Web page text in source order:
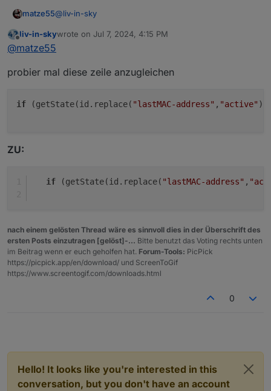
matze55@liv-in-sky
ich frage mich gerade ob bei diesem Code abschnitt:
da wird ja der Name aus dem Adapter herausgefiltert,
und grün für Online den Namen einfärben kann.
Offline
liv-in-skywrote on Jul 7, 2024, 4:15 PM
last edited by
@matze55
probier mal diese zeile anzugleichen
if (getState(id.replace( "lastMAC-address" , "active"
ZU:
if (getState(id.replace( "lastMAC-address" ,
nach einem gelösten Thread wäre es sinnvoll dies in der Überschrift des
ersten Posts einzutragen [gelöst]-... Bitte benutzt das Voting rechts unten
im Beitrag wenn er euch geholfen hat. Forum-Tools: PicPick
https://picpick.app/en/download/ und ScreenToGif
https://www.screentogif.com/downloads.html
0
Hello! It looks like you're interested in this
conversation, but you don't have an account